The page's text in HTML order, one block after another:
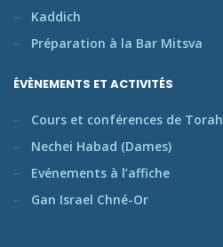
Kaddich
Préparation à la Bar Mitsva
ÉVÈNEMENTS ET ACTIVITÉS
Cours et conférences de Torah
Nechei Habad (Dames)
Evénements à l’affiche
Gan Israel Chné-Or